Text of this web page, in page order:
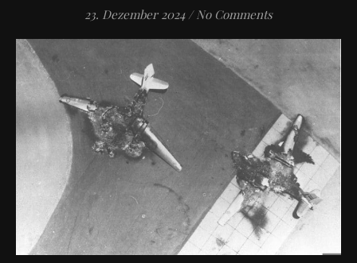
23. Dezember 2024 / No Comments